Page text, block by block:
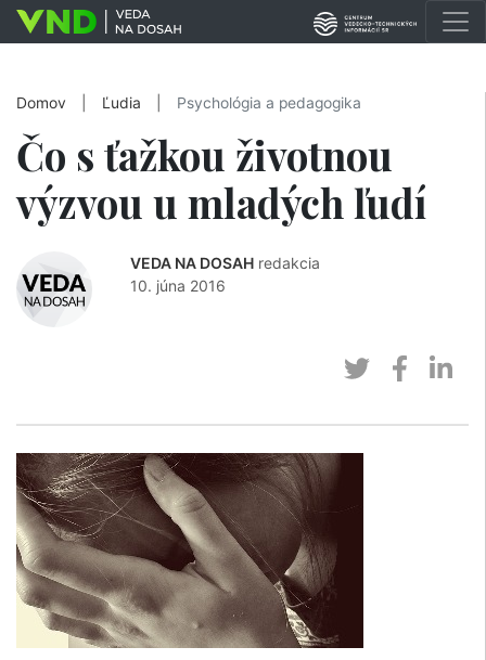
Domov Ľudia Psychológia a pedagogika
Čo s ťažkou životnou
výzvou u mladých ľudí
VEDA NA DOSAH redakcia
10. júna 2016